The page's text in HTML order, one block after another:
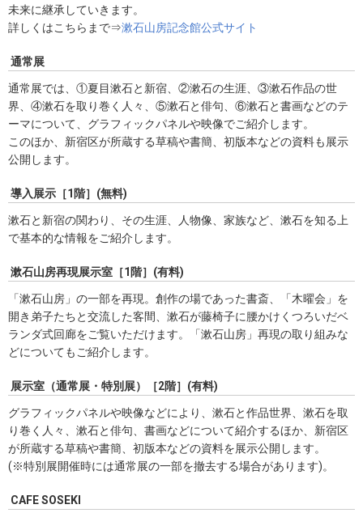
未来に継承していきます。
詳しくはこちらまで⇒漱石山房記念館公式サイト
通常展
通常展では、①夏目漱石と新宿、②漱石の生涯、③漱石作品の世
界、④漱石を取り巻く人々、⑤漱石と俳句、⑥漱石と書画などのテ
ーマについて、グラフィックパネルや映像でご紹介します。
このほか、新宿区が所蔵する草稿や書簡、初版本などの資料も展示
公開します。
導入展示［1階］(無料)
漱石と新宿の関わり、その生涯、人物像、家族など、漱石を知る上
で基本的な情報をご紹介します。
漱石山房再現展示室［1階］(有料)
「漱石山房」の一部を再現。創作の場であった書斎、「木曜会」を
開き弟子たちと交流した客間、漱石が藤椅子に腰かけくつろいだベ
ランダ式回廊をご覧いただけます。「漱石山房」再現の取り組みな
どについてもご紹介します。
展示室（通常展・特別展）［2階］(有料)
グラフィックパネルや映像などにより、漱石と作品世界、漱石を取
り巻く人々、漱石と俳句、書画などについて紹介するほか、新宿区
が所蔵する草稿や書簡、初版本などの資料を展示公開します。
(※特別展開催時には通常展の一部を撤去する場合があります)。
CAFE SOSEKI